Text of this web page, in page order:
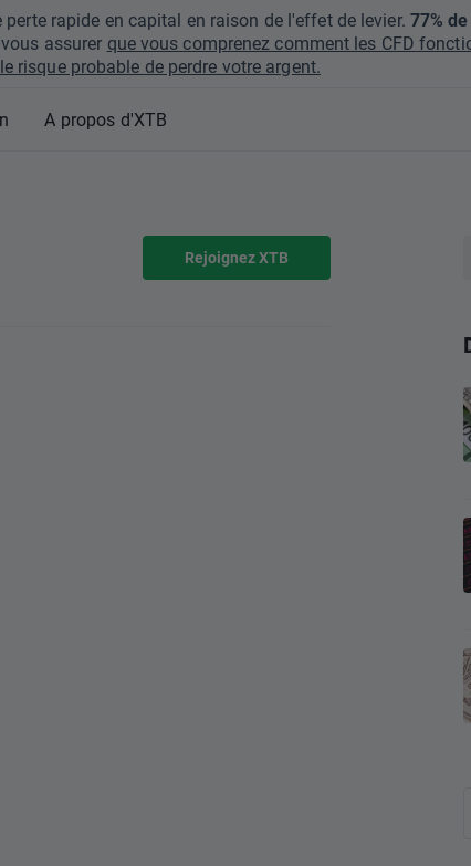
rapide en capital en raison de l'effet de levier. 77%
assurer que vous comprenez comment les CFD
risque probable de perdre votre argent.
A propos d'XTB
Rejoignez XTB